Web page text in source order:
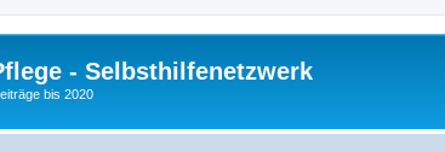
- Selbsthilfenetzwerk
bis 2020